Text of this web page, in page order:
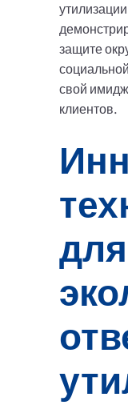
защите
свой
клиентов.
для